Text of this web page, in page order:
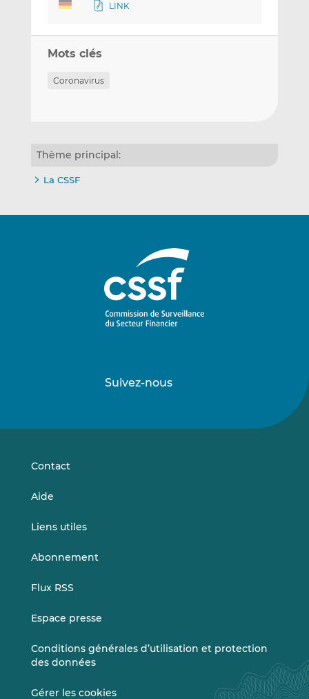
LINK
Mots clés
Coronavirus
Thème principal:
La CSSF
Suivez-nous
sursur
Contact
Aide
Liens utiles
Abonnement
Flux RSS
Espace presse
Conditions générales d’utilisation et protection
des données
Gérer les cookies